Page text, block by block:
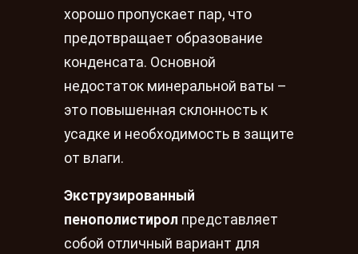
хорошо пропускает пар, что
предотвращает образование
конденсата. Основной
недостаток минеральной ваты –
это повышенная склонность к
усадке и необходимость в защите
от влаги.
Экструзированный
пенополистирол представляет
собой отличный вариант для